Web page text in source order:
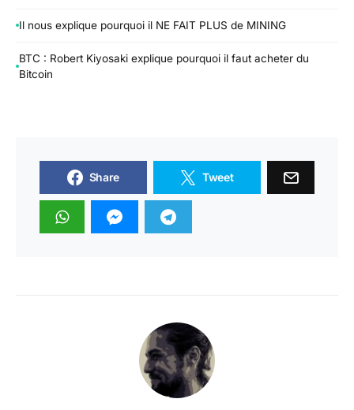
Il nous explique pourquoi il NE FAIT PLUS de MINING
BTC : Robert Kiyosaki explique pourquoi il faut acheter du
Bitcoin
Share Tweet